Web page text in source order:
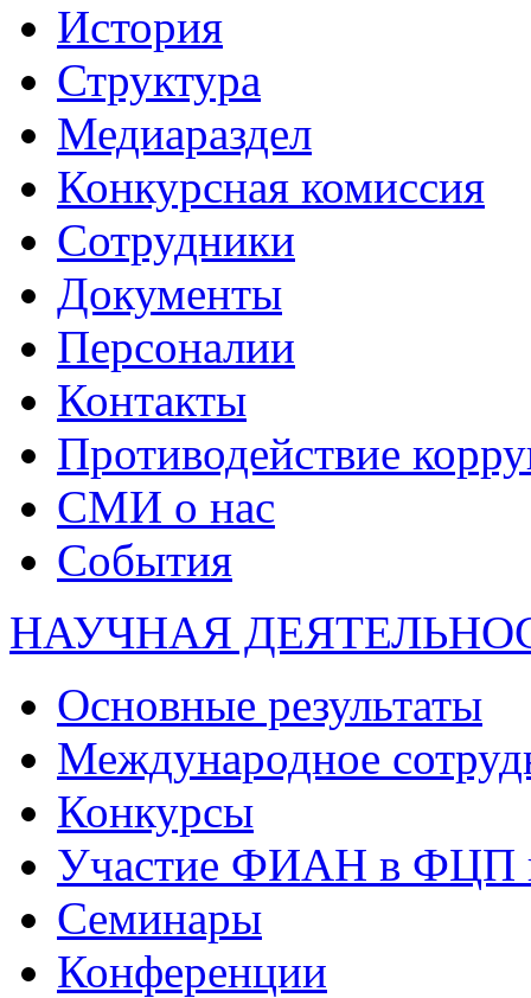
История
Структура
Медиараздел
Конкурсная комиссия
Сотрудники
Документы
Персоналии
Контакты
Противодействие
СМИ о нас
События
НАУЧНАЯ
Основные результаты
Международное
Конкурсы
Участие ФИАН в ФЦП
Семинары
Конференции